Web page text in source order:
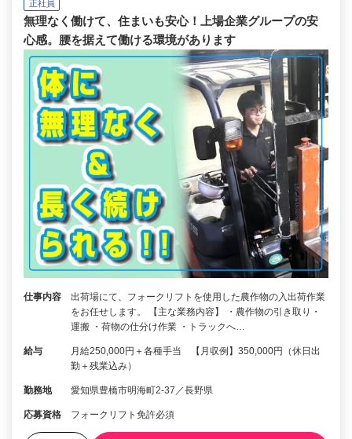
正社員
無理なく働けて、住まいも安心！上場企業グループの安
心感。腰を据えて働ける環境があります
仕事内容
出荷場にて、フォークリフトを使用した農作物の入出荷作業
をお任せします。 【主な業務内容】 ・農作物の引き取り・
運搬 ・荷物の仕分け作業 ・トラックへ…
給与
月給250,000円＋各種手当 【月収例】350,000円（休日出
勤＋残業込み）
勤務地 愛知県豊橋市明海町2-37／長野県
応募資格 フォークリフト免許必須